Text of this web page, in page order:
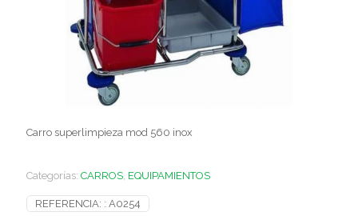
Carro superlimpieza mod 560 inox
Categorías: CARROS, EQUIPAMIENTOS
REFERENCIA: : A0254